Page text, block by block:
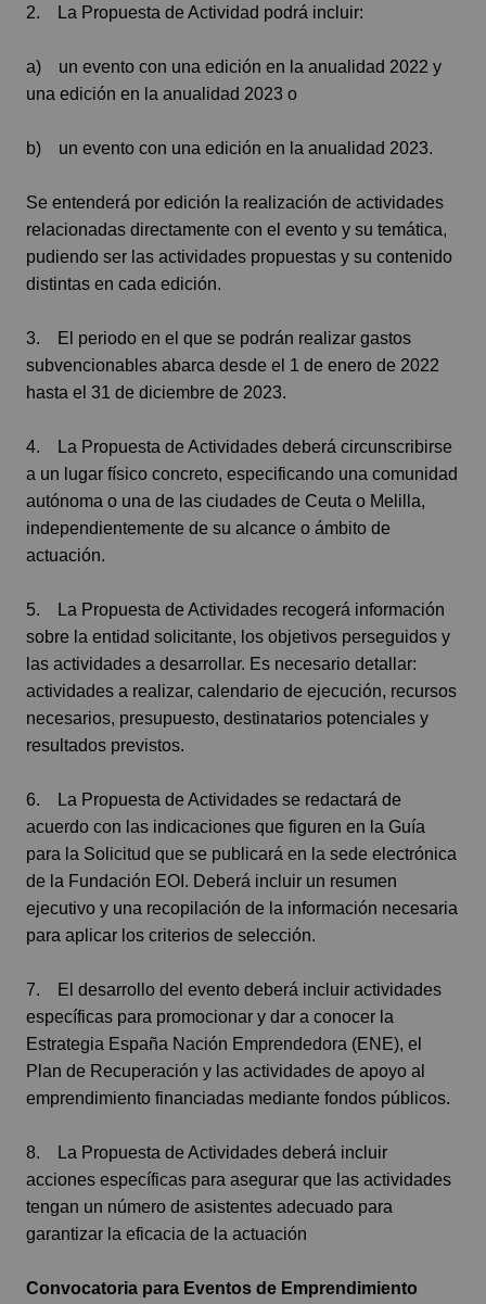
2. La Propuesta de Actividad podrá incluir:
a) un evento con una edición en la anualidad 2022 y
una edición en la anualidad 2023 o
b) un evento con una edición en la anualidad 2023.
Se entenderá por edición la realización de actividades
relacionadas directamente con el evento y su temática,
pudiendo ser las actividades propuestas y su contenido
distintas en cada edición.
3. El periodo en el que se podrán realizar gastos
subvencionables abarca desde el 1 de enero de 2022
hasta el 31 de diciembre de 2023.
4. La Propuesta de Actividades deberá circunscribirse
a un lugar físico concreto, especificando una comunidad
autónoma o una de las ciudades de Ceuta o Melilla,
independientemente de su alcance o ámbito de
actuación.
5. La Propuesta de Actividades recogerá información
sobre la entidad solicitante, los objetivos perseguidos y
las actividades a desarrollar. Es necesario detallar:
actividades a realizar, calendario de ejecución, recursos
necesarios, presupuesto, destinatarios potenciales y
resultados previstos.
6. La Propuesta de Actividades se redactará de
acuerdo con las indicaciones que figuren en la Guía
para la Solicitud que se publicará en la sede electrónica
de la Fundación EOI. Deberá incluir un resumen
ejecutivo y una recopilación de la información necesaria
para aplicar los criterios de selección.
7. El desarrollo del evento deberá incluir actividades
específicas para promocionar y dar a conocer la
Estrategia España Nación Emprendedora (ENE), el
Plan de Recuperación y las actividades de apoyo al
emprendimiento financiadas mediante fondos públicos.
8. La Propuesta de Actividades deberá incluir
acciones específicas para asegurar que las actividades
tengan un número de asistentes adecuado para
garantizar la eficacia de la actuación
Convocatoria para Eventos de Emprendimiento